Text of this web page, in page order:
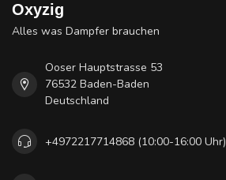
Oxyzig
Alles was Dampfer brauchen
Ooser Hauptstrasse 53
76532 Baden-Baden
Deutschland
+4972217714868 (10:00-16:00 Uhr)